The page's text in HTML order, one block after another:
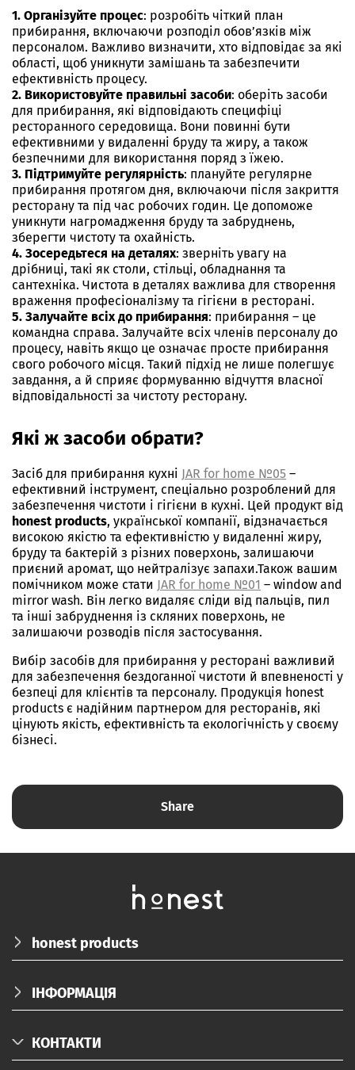
1. Організуйте процес: розробіть чіткий план
прибирання, включаючи розподіл обов’язків між
персоналом. Важливо визначити, хто відповідає за які
області, щоб уникнути замішань та забезпечити
ефективність процесу.
2. Використовуйте правильні засоби: оберіть засоби
для прибирання, які відповідають специфіці
ресторанного середовища. Вони повинні бути
ефективними у видаленні бруду та жиру, а також
безпечними для використання поряд з їжею.
3. Підтримуйте регулярність: плануйте регулярне
прибирання протягом дня, включаючи після закриття
ресторану та під час робочих годин. Це допоможе
уникнути нагромадження бруду та забруднень,
зберегти чистоту та охайність.
4. Зосередьтеся на деталях: зверніть увагу на
дрібниці, такі як столи, стільці, обладнання та
сантехніка. Чистота в деталях важлива для створення
враження професіоналізму та гігієни в ресторані.
5. Залучайте всіх до прибирання: прибирання – це
командна справа. Залучайте всіх членів персоналу до
процесу, навіть якщо це означає просте прибирання
свого робочого місця. Такий підхід не лише полегшує
завдання, а й сприяє формуванню відчуття власної
відповідальності за чистоту ресторану.
Які ж засоби обрати?
Засіб для прибирання кухні JAR for home №05 –
ефективний інструмент, спеціально розроблений для
забезпечення чистоти і гігієни в кухні. Цей продукт від
honest products, української компанії, відзначається
високою якістю та ефективністю у видаленні жиру,
бруду та бактерій з різних поверхонь, залишаючи
приєний аромат, що нейтралізує запахи.Також вашим
помічником може стати JAR for home №01 – window and
mirror wash. Він легко видаляє сліди від пальців, пил
та інші забруднення із скляних поверхонь, не
залишаючи розводів після застосування.
Вибір засобів для прибирання у ресторані важливий
для забезпечення бездоганної чистоти й впевненості у
безпеці для клієнтів та персоналу. Продукція honest
products є надійним партнером для ресторанів, які
цінують якість, ефективність та екологічність у своєму
бізнесі.
Share
honest products
КАТАЛОГ
БЛОГ
FAQ
ІНФОРМАЦІЯ
КОРПОРАТИВНІ ПОДАРУНКИ
КОНТАКТИ